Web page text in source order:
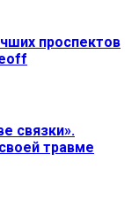
проспектов
связки».
травме